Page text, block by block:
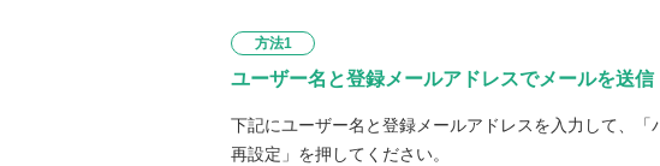
方法1
ユーザー名と登録メールアドレスでメールを送信
下記にユーザー名と登録メールアドレスを入力して、「
再設定」を押してください。